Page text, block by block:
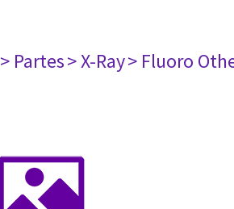
> Partes> X-Ray> Fluoro